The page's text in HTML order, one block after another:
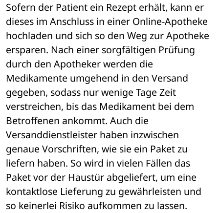
Sofern der Patient ein Rezept erhält, kann er
dieses im Anschluss in einer Online-Apotheke
hochladen und sich so den Weg zur Apotheke
ersparen. Nach einer sorgfältigen Prüfung
durch den Apotheker werden die
Medikamente umgehend in den Versand
gegeben, sodass nur wenige Tage Zeit
verstreichen, bis das Medikament bei dem
Betroffenen ankommt. Auch die
Versanddienstleister haben inzwischen
genaue Vorschriften, wie sie ein Paket zu
liefern haben. So wird in vielen Fällen das
Paket vor der Haustür abgeliefert, um eine
kontaktlose Lieferung zu gewährleisten und
so keinerlei Risiko aufkommen zu lassen.